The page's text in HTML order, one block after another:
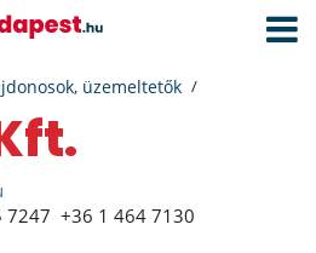
üzemeltetők
7247 +36 1 464 7130